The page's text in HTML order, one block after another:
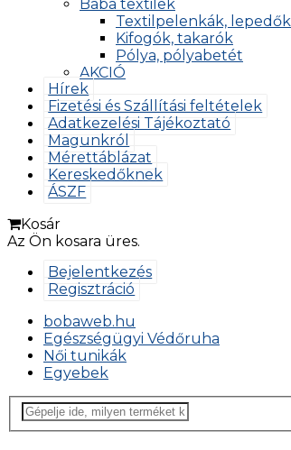
Baba textilek
Textilpelenkák, lepedők
Kifogók, takarók
Pólya, pólyabetét
AKCIÓ
Hírek
Fizetési és Szállítási feltételek
Adatkezelési Tájékoztató
Magunkról
Mérettáblázat
Kereskedőknek
ÁSZF
Kosár
Az Ön kosara üres.
Bejelentkezés
Regisztráció
bobaweb.hu
Egészségügyi Védőruha
Női tunikák
Egyebek